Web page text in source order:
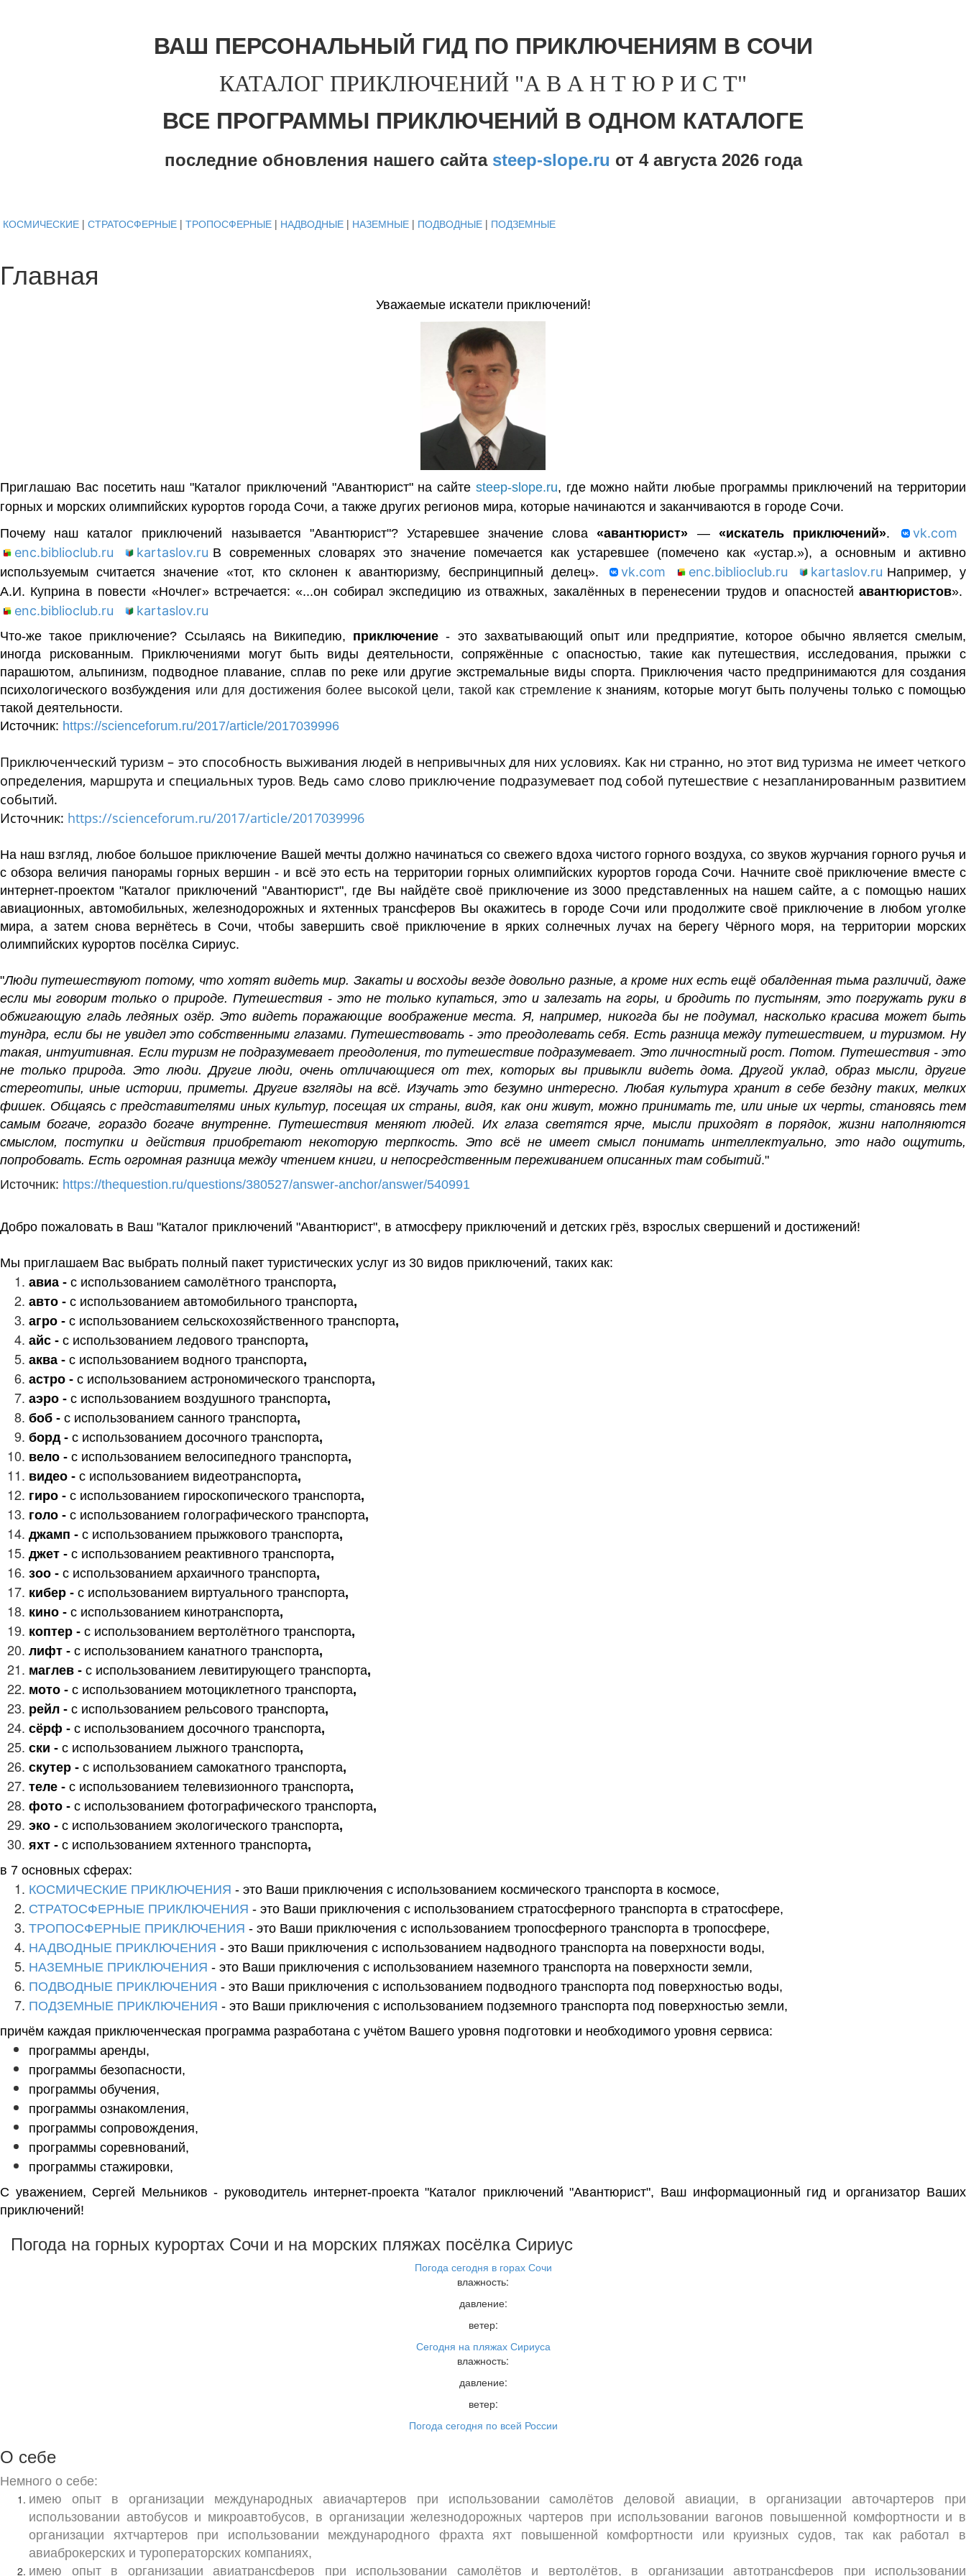
ВАШ ПЕРСОНАЛЬНЫЙ ГИД ПО ПРИКЛЮЧЕНИЯМ В СОЧИ
КАТАЛОГ ПРИКЛЮЧЕНИЙ "А В А Н Т Ю Р И С Т"
ВСЕ ПРОГРАММЫ ПРИКЛЮЧЕНИЙ В ОДНОМ КАТАЛОГЕ
последние обновления нашего сайта steep-slope.ru от 4 августа 2026 года
КОСМИЧЕСКИЕ | СТРАТОСФЕРНЫЕ | ТРОПОСФЕРНЫЕ | НАДВОДНЫЕ | НАЗЕМНЫЕ | ПОДВОДНЫЕ | ПОДЗЕМНЫЕ
Главная
Уважаемые искатели приключений!
Приглашаю Вас посетить наш "Каталог приключений "Авантюрист" на сайте steep-slope.ru, где можно найти любые программы приключений на территории
горных и морских олимпийских курортов города Сочи, а также других регионов мира, которые начинаются и заканчиваются в городе Сочи.
Почему наш каталог приключений называется "Авантюрист"? Устаревшее значение слова «авантюрист» — «искатель приключений».
vk.com
enc.biblioclub.ru
kartaslov.ru В современных словарях это значение помечается как устаревшее (помечено как «устар.»), а основным и активно
используемым считается значение «тот, кто склонен к авантюризму, беспринципный делец».
vk.com enc.biblioclub.ru kartaslov.ru Например, у
А.И. Куприна в повести «Ночлег» встречается: «...он собирал экспедицию из отважных, закалённых в перенесении трудов и опасностей авантюристов».
enc.biblioclub.ru kartaslov.ru
Что-же такое приключение? Ссылаясь на Википедию, приключение - это захватывающий опыт или предприятие, которое обычно является смелым,
иногда
рискованным. Приключениями могут быть виды деятельности, сопряжённые с опасностью, такие как путешествия, исследования,
прыжки с
парашютом, альпинизм, подводное плавание, сплав по реке или другие экстремальные виды спорта. Приключения часто предпринимаются для создания
психологического возбуждения или для достижения более высокой цели, такой как стремление к знаниям, которые могут быть получены только с помощью
такой деятельности.
Источник: https://scienceforum.ru/2017/article/2017039996
Приключенческий туризм– это способность выживания людей в непривычных для них условиях. Как ни странно, но этот вид туризма не имеет четкого
определения, маршрута и специальных туров. Ведь само слово приключение подразумевает под собой путешествие с незапланированным развитием
событий.
Источник: https://scienceforum.ru/2017/article/2017039996
На наш взгляд, любое большое приключение Вашей мечты должно начинаться со свежего вдоха чистого горного воздуха, со звуков журчания горного ручья и
с обзора величия панорамы горных вершин - и всё это есть на территории горных олимпийских курортов города Сочи. Начните своё приключение вместе с
интернет-проектом "Каталог приключений "Авантюрист", где Вы найдёте своё приключение из 3000 представленных на нашем сайте, а с помощью наших
авиационных, автомобильных, железнодорожных и яхтенных трансферов Вы окажитесь в городе Сочи или продолжите своё приключение в любом уголке
мира, а затем снова вернётесь в Сочи, чтобы завершить своё приключение в ярких солнечных лучах на берегу Чёрного моря, на территории морских
олимпийских курортов посёлка Сириус.
"Люди путешествуют потому, что хотят видеть мир. Закаты и восходы везде довольно разные, а кроме них есть ещё обалденная тьма различий, даже
если мы говорим только о природе. Путешествия - это не только купаться, это и залезать на горы, и бродить по пустыням, это погружать руки в
обжигающую гладь ледяных озёр. Это видеть поражающие воображение места. Я, например, никогда бы не подумал, насколько красива может быть
тундра, если бы не увидел это собственными глазами.Путешествовать - это преодолевать себя. Есть разница между путешествием, и туризмом. Ну
такая, интуитивная. Если туризм не подразумевает преодоления, то путешествие подразумевает. Это личностный рост.Потом. Путешествия - это
не только природа. Это люди. Другие люди, очень отличающиеся от тех, которых вы привыкли видеть дома. Другой уклад, образ мысли, другие
стереотипы, иные истории, приметы. Другие взгляды на всё. Изучать это безумно интересно. Любая культура хранит в себе бездну таких, мелких
фишек. Общаясь с представителями иных культур, посещая их страны, видя, как они живут, можно принимать те, или иные их черты, становясь тем
самым богаче, гораздо богаче внутренне.Путешествия меняют людей. Их глаза светятся ярче, мысли приходят в порядок, жизни наполняются
смыслом, поступки и действия приобретают некоторую терпкость. Это всё не имеет смысл понимать интеллектуально, это надо ощутить,
попробовать. Есть огромная разница между чтением книги, и непосредственным переживанием описанных там событий."
Источник: https://thequestion.ru/questions/380527/answer-anchor/answer/540991
Добро пожаловать в Ваш "Каталог приключений "Авантюрист", в атмосферу приключений и детских грёз, взрослых свершений и достижений!
Мы приглашаем Вас выбрать полный пакет туристических услуг из 30 видов приключений, таких как:
авиа - с использованием самолётного транспорта,
авто - с использованием автомобильного транспорта,
агро - с использованием сельскохозяйственного транспорта,
айс - с использованием ледового транспорта,
аква - с использованием водного транспорта,
астро - с использованием астрономического транспорта,
аэро - с использованием воздушного транспорта,
боб - с использованием санного транспорта,
борд - с использованием досочного транспорта,
вело - с использованием велосипедного транспорта,
видео - с использованием видеотранспорта,
гиро - с использованием гироскопического транспорта,
голо - с использованием голографического транспорта,
джамп - с использованием прыжкового транспорта,
джет - с использованием реактивного транспорта,
зоо - с использованием архаичного транспорта,
кибер - с использованием виртуального транспорта,
кино - с использованием кинотранспорта,
коптер - с использованием вертолётного транспорта,
лифт - с использованием канатного транспорта,
маглев - с использованием левитирующего транспорта,
мото - с использованием мотоциклетного транспорта,
рейл - с использованием рельсового транспорта,
сёрф - с использованием досочного транспорта,
ски - с использованием лыжного транспорта,
скутер - с использованием самокатного транспорта,
теле - с использованием телевизионного транспорта,
фото - с использованием фотографического транспорта,
эко - с использованием экологического транспорта,
яхт - с использованием яхтенного транспорта,
в 7 основных сферах:
КОСМИЧЕСКИЕ ПРИКЛЮЧЕНИЯ - это Ваши приключения с использованием космического транспорта в космосе,
СТРАТОСФЕРНЫЕ ПРИКЛЮЧЕНИЯ - это Ваши приключения с использованием стратосферного транспорта в стратосфере,
ТРОПОСФЕРНЫЕ ПРИКЛЮЧЕНИЯ - это Ваши приключения с использованием тропосферного транспорта в тропосфере,
НАДВОДНЫЕ ПРИКЛЮЧЕНИЯ - это Ваши приключения с использованием надводного транспорта на поверхности воды,
НАЗЕМНЫЕ ПРИКЛЮЧЕНИЯ - это Ваши приключения с использованием наземного транспорта на поверхности земли,
ПОДВОДНЫЕ ПРИКЛЮЧЕНИЯ - это Ваши приключения с использованием подводного транспорта под поверхностью воды,
ПОДЗЕМНЫЕ ПРИКЛЮЧЕНИЯ - это Ваши приключения с использованием подземного транспорта под поверхностью земли,
причём каждая приключенческая программа разработана с учётом Вашего уровня подготовки и необходимого уровня сервиса:
программы аренды,
программы безопасности,
программы обучения,
программы ознакомления,
программы сопровождения,
программы соревнований,
программы стажировки,
С уважением, Сергей Мельников - руководитель интернет-проекта "Каталог приключений "Авантюрист", Ваш информационный гид и организатор Ваших
приключений!
Погода на горных курортах Сочи и на морских пляжах посёлка Сириус
Погода сегодня в горах Сочи
влажность:
давление:
ветер:
Сегодня на пляжах Сириуса
влажность:
давление:
ветер:
Погода сегодня по всей России
О себе
Немного о себе:
имею опыт в организации международных авиачартеров при использовании самолётов деловой авиации, в организации авточартеров при
использовании автобусов и микроавтобусов, в организации железнодорожных чартеров при использовании вагонов повышенной комфортности и в
организации яхтчартеров при использовании международного фрахта яхт повышенной комфортности или круизных судов, так как работал в
авиаброкерских и туроператорских компаниях,
имею опыт в организации авиатрансферов при использовании самолётов и вертолётов, в организации автотрансферов при использовании